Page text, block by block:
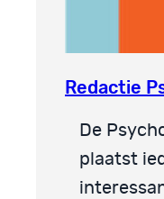
Redactie
De
plaatst